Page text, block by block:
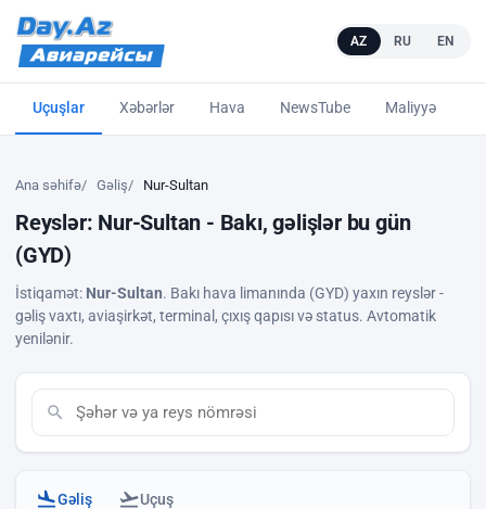
AZ RU EN
Uçuşlar Xəbərlər Hava NewsTube Maliyyə
Ana səhifə Gəliş Nur-Sultan
Reyslər: Nur-Sultan - Bakı, gəlişlər bu gün
(GYD)
İstiqamət: Nur-Sultan. Bakı hava limanında (GYD) yaxın reyslər -
gəliş vaxtı, aviaşirkət, terminal, çıxış qapısı və status. Avtomatik
yenilənir.
Gəliş Uçuş